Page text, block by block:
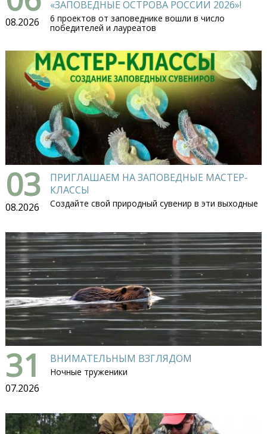
08.2026
«ЗАПОВЕДНЫЕ ОСТРОВА РОССИИ 2026»!
6 проектов от заповеднике вошли в число
победителей и лауреатов
03
08.2026
ПРИГЛАШАЕМ НА ЗАПОВЕДНЫЕ МАСТЕР-
КЛАССЫ
Создайте свой природный сувенир в эти выходные
31
07.2026
ВНИМАТЕЛЬНЫМ ВЗГЛЯДОМ
Ночные труженики